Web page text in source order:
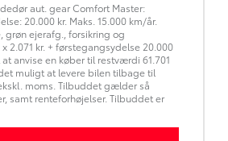
aut. gear Comfort Master:
20.000 kr. Maks. 15.000 km/år.
grøn ejerafg., forsikring og
2.071 kr. + førstegangsydelse 20.000
anvise en køber til restværdi 61.701
muligt at levere bilen tilbage til
moms. Tilbuddet gælder så
samt renteforhøjelser. Tilbuddet er